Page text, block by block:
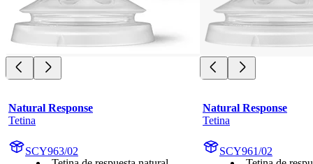
Natural Response
Tetina
SCY963/02
Natural Response
Tetina
SCY961/02